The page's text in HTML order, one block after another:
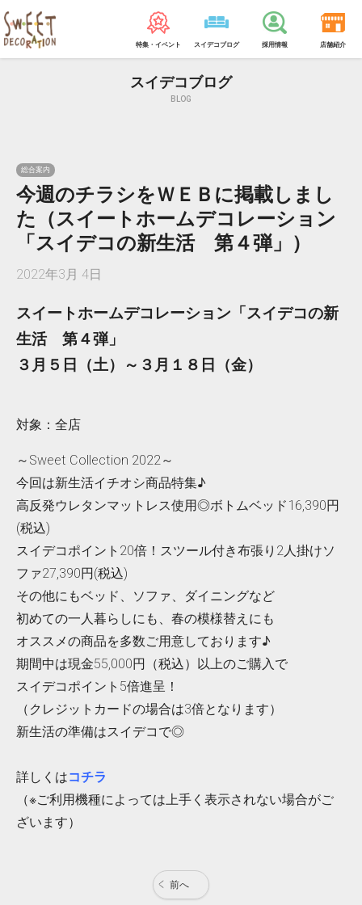
特集・イベント スイデコブログ 採用情報 店舗紹介
スイデコブログ
BLOG
総合案内
今週のチラシをＷＥＢに掲載しまし
た（スイートホームデコレーション
「スイデコの新生活 第４弾」）
2022年3月 4日
スイートホームデコレーション「スイデコの新
生活 第４弾」
３月５日（土）～３月１８日（金）
対象：全店
～Sweet Collection 2022～
今回は新生活イチオシ商品特集♪
高反発ウレタンマットレス使用◎ボトムベッド16,390円
(税込)
スイデコポイント20倍！スツール付き布張り2人掛けソ
ファ27,390円(税込)
その他にもベッド、ソファ、ダイニングなど
初めての一人暮らしにも、春の模様替えにも
オススメの商品を多数ご用意しております♪
期間中は現金55,000円（税込）以上のご購入で
スイデコポイント5倍進呈！
（クレジットカードの場合は3倍となります）
新生活の準備はスイデコで◎
詳しくはコチラ
（※ご利用機種によっては上手く表示されない場合がご
ざいます）
前へ